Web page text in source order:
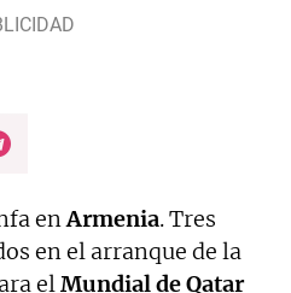
enArmenia. Tres
en el arranque de la
elMundial de Qatar